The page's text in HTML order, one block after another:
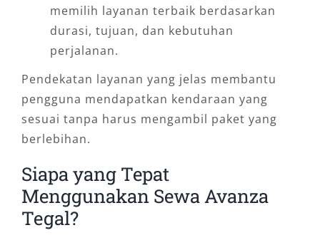
memilih layanan terbaik berdasarkan
durasi, tujuan, dan kebutuhan
perjalanan.
Pendekatan layanan yang jelas membantu
pengguna mendapatkan kendaraan yang
sesuai tanpa harus mengambil paket yang
berlebihan.
Siapa yang Tepat
Menggunakan Sewa Avanza
Tegal?